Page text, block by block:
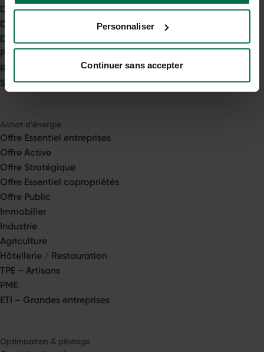
Personnaliser
Continuer sans accepter
Devenir courtier indépendant
Devenir apporteur d'affaires
Devenir partenaire commercial
Programme de parrainage
Relations presse
Service client
Achat d'énergie
Offre Essentiel entreprises
Offre Active
Offre Stratégique
Offre Essentiel copropriétés
Offre Public
Immobilier
Industrie
Agriculture
Hôtellerie / Restauration
TPE – Artisans
PME
ETI – Grandes entreprises
Optimisation & pilotage